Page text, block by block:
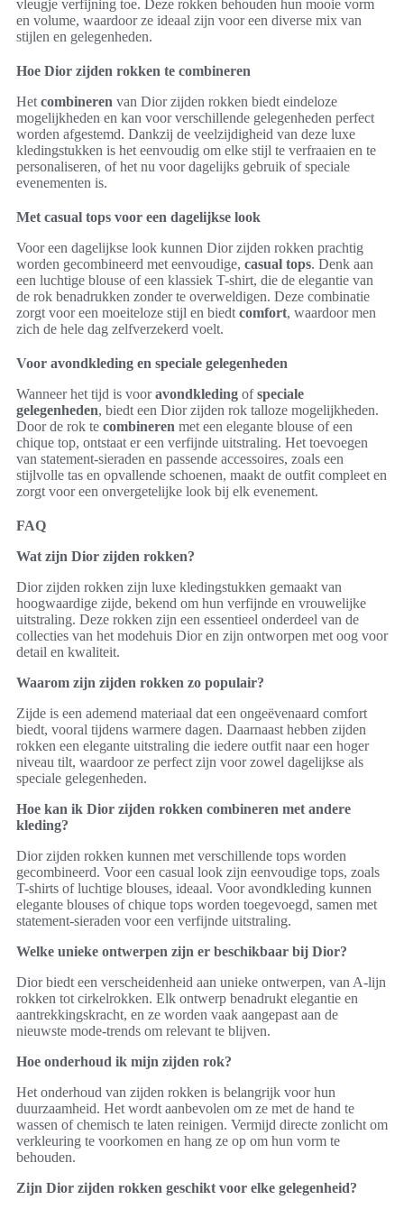
vleugje verfijning toe. Deze rokken behouden hun mooie vorm
en volume, waardoor ze ideaal zijn voor een diverse mix van
stijlen en gelegenheden.
Hoe Dior zijden rokken te combineren
Het combineren van Dior zijden rokken biedt eindeloze
mogelijkheden en kan voor verschillende gelegenheden perfect
worden afgestemd. Dankzij de veelzijdigheid van deze luxe
kledingstukken is het eenvoudig om elke stijl te verfraaien en te
personaliseren, of het nu voor dagelijks gebruik of speciale
evenementen is.
Met casual tops voor een dagelijkse look
Voor een dagelijkse look kunnen Dior zijden rokken prachtig
worden gecombineerd met eenvoudige, casual tops. Denk aan
een luchtige blouse of een klassiek T-shirt, die de elegantie van
de rok benadrukken zonder te overweldigen. Deze combinatie
zorgt voor een moeiteloze stijl en biedt comfort, waardoor men
zich de hele dag zelfverzekerd voelt.
Voor avondkleding en speciale gelegenheden
Wanneer het tijd is vooravondkleding ofspeciale
gelegenheden, biedt een Dior zijden rok talloze mogelijkheden.
Door de rok te combineren met een elegante blouse of een
chique top, ontstaat er een verfijnde uitstraling. Het toevoegen
van statement-sieraden en passende accessoires, zoals een
stijlvolle tas en opvallende schoenen, maakt de outfit compleet en
zorgt voor een onvergetelijke look bij elk evenement.
FAQ
Wat zijn Dior zijden rokken?
Dior zijden rokken zijn luxe kledingstukken gemaakt van
hoogwaardige zijde, bekend om hun verfijnde en vrouwelijke
uitstraling. Deze rokken zijn een essentieel onderdeel van de
collecties van het modehuis Dior en zijn ontworpen met oog voor
detail en kwaliteit.
Waarom zijn zijden rokken zo populair?
Zijde is een ademend materiaal dat een ongeëvenaard comfort
biedt, vooral tijdens warmere dagen. Daarnaast hebben zijden
rokken een elegante uitstraling die iedere outfit naar een hoger
niveau tilt, waardoor ze perfect zijn voor zowel dagelijkse als
speciale gelegenheden.
Hoe kan ik Dior zijden rokken combineren met andere
kleding?
Dior zijden rokken kunnen met verschillende tops worden
gecombineerd. Voor een casual look zijn eenvoudige tops, zoals
T-shirts of luchtige blouses, ideaal. Voor avondkleding kunnen
elegante blouses of chique tops worden toegevoegd, samen met
statement-sieraden voor een verfijnde uitstraling.
Welke unieke ontwerpen zijn er beschikbaar bij Dior?
Dior biedt een verscheidenheid aan unieke ontwerpen, van A-lijn
rokken tot cirkelrokken. Elk ontwerp benadrukt elegantie en
aantrekkingskracht, en ze worden vaak aangepast aan de
nieuwste mode-trends om relevant te blijven.
Hoe onderhoud ik mijn zijden rok?
Het onderhoud van zijden rokken is belangrijk voor hun
duurzaamheid. Het wordt aanbevolen om ze met de hand te
wassen of chemisch te laten reinigen. Vermijd directe zonlicht om
verkleuring te voorkomen en hang ze op om hun vorm te
behouden.
Zijn Dior zijden rokken geschikt voor elke gelegenheid?